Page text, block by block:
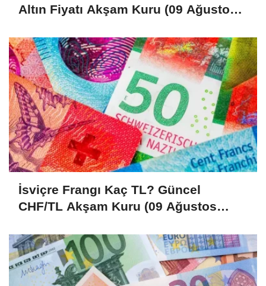
Altın Fiyatı Akşam Kuru (09 Ağustos
İsviçre Frangı Kaç TL? Güncel
CHF/TL Akşam Kuru (09 Ağustos